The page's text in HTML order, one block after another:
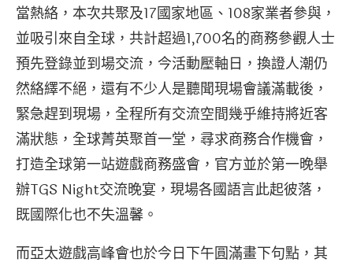
當熱絡，本次共聚及17國家地區、108家業者參與，
並吸引來自全球，共計超過1,700名的商務參觀人士
預先登錄並到場交流，今活動壓軸日，換證人潮仍
然絡繹不絕，還有不少人是聽聞現場會議滿載後，
緊急趕到現場，全程所有交流空間幾乎維持將近客
滿狀態，全球菁英聚首一堂，尋求商務合作機會，
打造全球第一站遊戲商務盛會，官方並於第一晚舉
辦TGS Night交流晚宴，現場各國語言此起彼落，
既國際化也不失溫馨。
而亞太遊戲高峰會也於今日下午圓滿畫下句點，其